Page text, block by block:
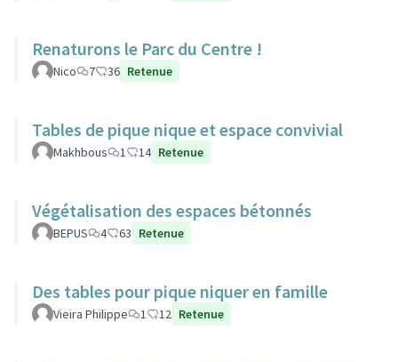
Renaturons le Parc du Centre !
Nico 7 36 Retenue
Tables de pique nique et espace convivial
Makhbous 1 14 Retenue
Végétalisation des espaces bétonnés
BEPUS 4 63 Retenue
Des tables pour pique niquer en famille
Vieira Philippe 1 12 Retenue